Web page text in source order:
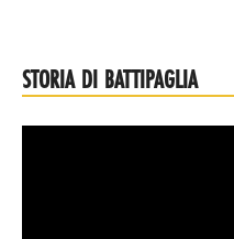
STORIA DI BATTIPAGLIA